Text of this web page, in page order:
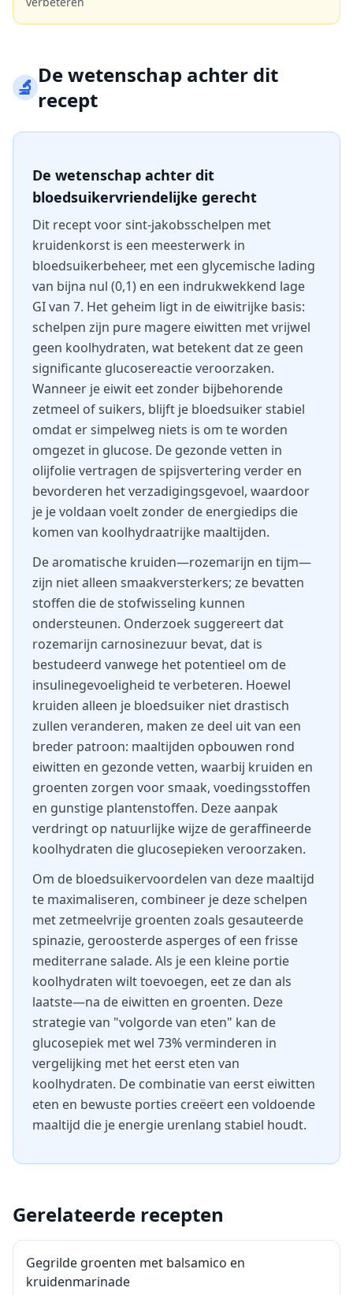
🔬De wetenschap achter dit
recept
De wetenschap achter dit
bloedsuikervriendelijke gerecht
Dit recept voor sint-jakobsschelpen met
kruidenkorst is een meesterwerk in
bloedsuikerbeheer, met een glycemische lading
van bijna nul (0,1) en een indrukwekkend lage
GI van 7. Het geheim ligt in de eiwitrijke basis:
schelpen zijn pure magere eiwitten met vrijwel
geen koolhydraten, wat betekent dat ze geen
significante glucosereactie veroorzaken.
Wanneer je eiwit eet zonder bijbehorende
zetmeel of suikers, blijft je bloedsuiker stabiel
omdat er simpelweg niets is om te worden
omgezet in glucose. De gezonde vetten in
olijfolie vertragen de spijsvertering verder en
bevorderen het verzadigingsgevoel, waardoor
je je voldaan voelt zonder de energiedips die
komen van koolhydraatrijke maaltijden.
De aromatische kruiden—rozemarijn en tijm—
zijn niet alleen smaakversterkers; ze bevatten
stoffen die de stofwisseling kunnen
ondersteunen. Onderzoek suggereert dat
rozemarijn carnosinezuur bevat, dat is
bestudeerd vanwege het potentieel om de
insulinegevoeligheid te verbeteren. Hoewel
kruiden alleen je bloedsuiker niet drastisch
zullen veranderen, maken ze deel uit van een
breder patroon: maaltijden opbouwen rond
eiwitten en gezonde vetten, waarbij kruiden en
groenten zorgen voor smaak, voedingsstoffen
en gunstige plantenstoffen. Deze aanpak
verdringt op natuurlijke wijze de geraffineerde
koolhydraten die glucosepieken veroorzaken.
Om de bloedsuikervoordelen van deze maaltijd
te maximaliseren, combineer je deze schelpen
met zetmeelvrije groenten zoals gesauteerde
spinazie, geroosterde asperges of een frisse
mediterrane salade. Als je een kleine portie
koolhydraten wilt toevoegen, eet ze dan als
laatste—na de eiwitten en groenten. Deze
strategie van "volgorde van eten" kan de
glucosepiek met wel 73% verminderen in
vergelijking met het eerst eten van
koolhydraten. De combinatie van eerst eiwitten
eten en bewuste porties creëert een voldoende
maaltijd die je energie urenlang stabiel houdt.
Gerelateerde recepten
Gegrilde groenten met balsamico en
kruidenmarinade